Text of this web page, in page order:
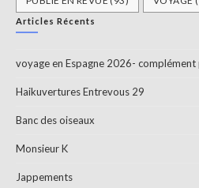
Articles Récents
voyage en Espagne 2026-
Haikuvertures Entrevous 29
Banc des oiseaux
Monsieur K
Jappements